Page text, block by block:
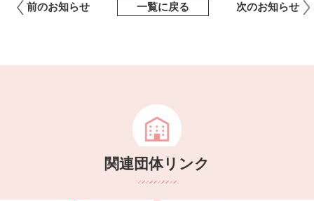
前のお知らせ 一覧に戻る 次のお知らせ
関連団体リンク